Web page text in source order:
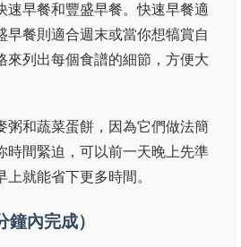
速早餐和豐盛早餐。快速早餐適
早餐則適合週末或當你想犒賞自
來列出每個食譜的細節，方便大
粥和蔬菜蛋餅，因為它們做法簡
時間緊迫，可以前一天晚上先準
就能省下更多時間。
內完成）